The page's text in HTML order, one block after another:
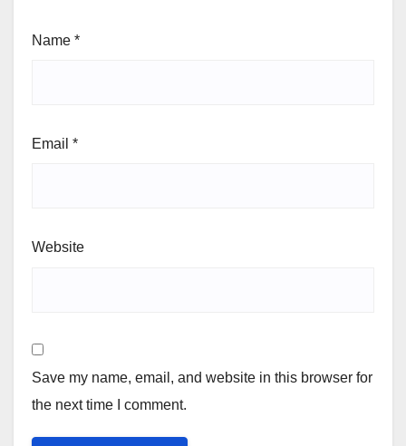
Name *
Email *
Website
Save my name, email, and website in this browser for
the next time I comment.